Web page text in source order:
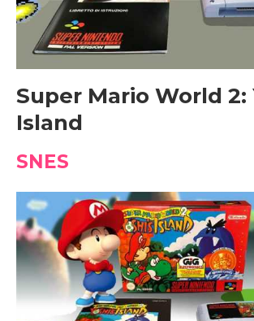
Super Mario World 2:
Island
SNES